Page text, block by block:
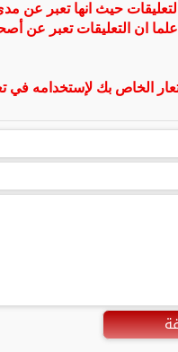
حيث انها تعبر عن
ان التعليقات تعبر عن
الخاص بك لإستخدامه في